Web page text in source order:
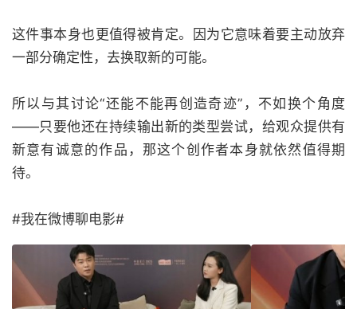
这件事本身也更值得被肯定。因为它意味着要主动放弃
一部分确定性，去换取新的可能。
所以与其讨论“还能不能再创造奇迹”，不如换个角度
——只要他还在持续输出新的类型尝试，给观众提供有
新意有诚意的作品，那这个创作者本身就依然值得期
待。
#我在微博聊电影#